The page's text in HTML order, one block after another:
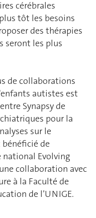
cérébrales
tôt les besoins
des thérapies
seront les plus
de collaborations
autistes est
Synapsy de
pour la
sur le
de
national Evolving
collaboration avec
à la Faculté de
de l’UNIGE.